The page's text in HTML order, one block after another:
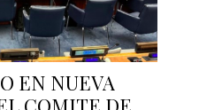
EN NUEVA